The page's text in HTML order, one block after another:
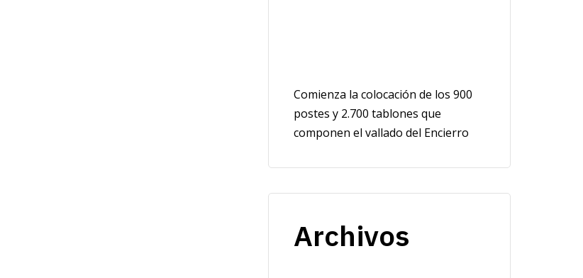
Comienza la colocación de los 900
postes y 2.700 tablones que
componen el vallado del Encierro
Archivos